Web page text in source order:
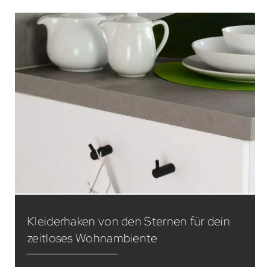
Kleiderhaken von den Sternen für dein
zeitloses Wohnambiente